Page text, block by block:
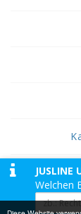
Welchen